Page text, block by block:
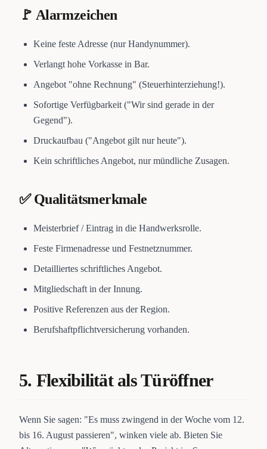
🚩 Alarmzeichen
Keine feste Adresse (nur Handynummer).
Verlangt hohe Vorkasse in Bar.
Angebot "ohne Rechnung" (Steuerhinterziehung!).
Sofortige Verfügbarkeit ("Wir sind gerade in der
Gegend").
Druckaufbau ("Angebot gilt nur heute").
Kein schriftliches Angebot, nur mündliche Zusagen.
✅ Qualitätsmerkmale
Meisterbrief / Eintrag in die Handwerksrolle.
Feste Firmenadresse und Festnetznummer.
Detailliertes schriftliches Angebot.
Mitgliedschaft in der Innung.
Positive Referenzen aus der Region.
Berufshaftpflichtversicherung vorhanden.
5. Flexibilität als Türöffner
Wenn Sie sagen: "Es muss zwingend in der Woche vom 12.
bis 16. August passieren", winken viele ab. Bieten Sie